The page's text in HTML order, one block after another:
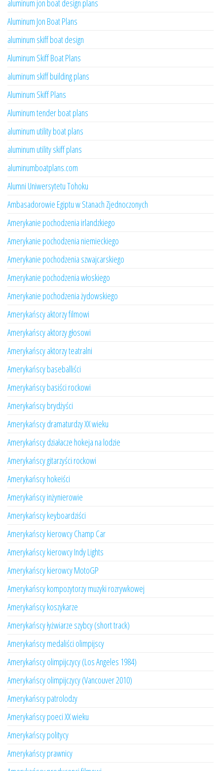
aluminum jon boat design plans
Aluminum Jon Boat Plans
aluminum skiff boat design
Aluminum Skiff Boat Plans
aluminum skiff building plans
Aluminum Skiff Plans
Aluminum tender boat plans
aluminum utility boat plans
aluminum utility skiff plans
aluminumboatplans.com
Alumni Uniwersytetu Tohoku
Ambasadorowie Egiptu w Stanach Zjednoczonych
Amerykanie pochodzenia irlandzkiego
Amerykanie pochodzenia niemieckiego
Amerykanie pochodzenia szwajcarskiego
Amerykanie pochodzenia włoskiego
Amerykanie pochodzenia żydowskiego
Amerykańscy aktorzy filmowi
Amerykańscy aktorzy głosowi
Amerykańscy aktorzy teatralni
Amerykańscy baseballiści
Amerykańscy basiści rockowi
Amerykańscy brydżyści
Amerykańscy dramaturdzy XX wieku
Amerykańscy działacze hokeja na lodzie
Amerykańscy gitarzyści rockowi
Amerykańscy hokeiści
Amerykańscy inżynierowie
Amerykańscy keyboardziści
Amerykańscy kierowcy Champ Car
Amerykańscy kierowcy Indy Lights
Amerykańscy kierowcy MotoGP
Amerykańscy kompozytorzy muzyki rozrywkowej
Amerykańscy koszykarze
Amerykańscy łyżwiarze szybcy (short track)
Amerykańscy medaliści olimpijscy
Amerykańscy olimpijczycy (Los Angeles 1984)
Amerykańscy olimpijczycy (Vancouver 2010)
Amerykańscy patrolodzy
Amerykańscy poeci XX wieku
Amerykańscy politycy
Amerykańscy prawnicy